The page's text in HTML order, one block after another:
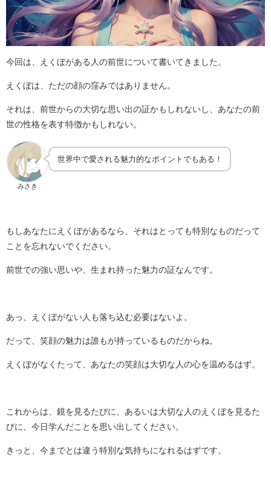
今回は、えくぼがある人の前世について書いてきました。
えくぼは、ただの顔の窪みではありません。
それは、前世からの大切な思い出の証かもしれないし、あなたの前
世の性格を表す特徴かもしれない。
みさき
世界中で愛される魅力的なポイントでもある！
もしあなたにえくぼがあるなら、それはとっても特別なものだって
ことを忘れないでください。
前世での強い思いや、生まれ持った魅力の証なんです。
あっ、えくぼがない人も落ち込む必要はないよ。
だって、笑顔の魅力は誰もが持っているものだからね。
えくぼがなくたって、あなたの笑顔は大切な人の心を温めるはず。
これからは、鏡を見るたびに、あるいは大切な人のえくぼを見るた
びに、今日学んだことを思い出してください。
きっと、今までとは違う特別な気持ちになれるはずです。